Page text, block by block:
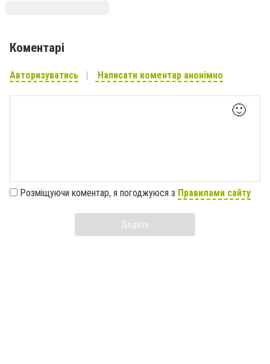
Коментарі
Авторизуватись Написати коментар анонімно
🙂
Розміщуючи коментар, я погоджуюся з Правилами сайту
Додати